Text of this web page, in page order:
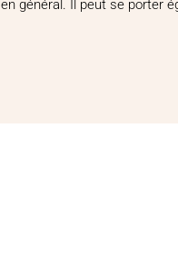
général. Il peut se porter